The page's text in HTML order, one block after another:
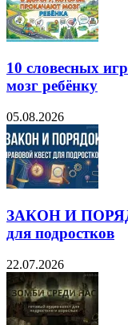
10 словесных
мозг ребёнку
05.08.2026
ЗАКОН И
для подростков
22.07.2026